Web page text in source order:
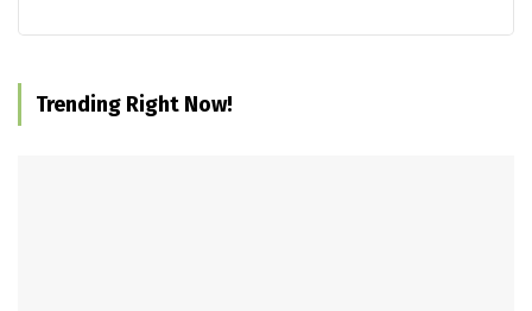
Trending Right Now!